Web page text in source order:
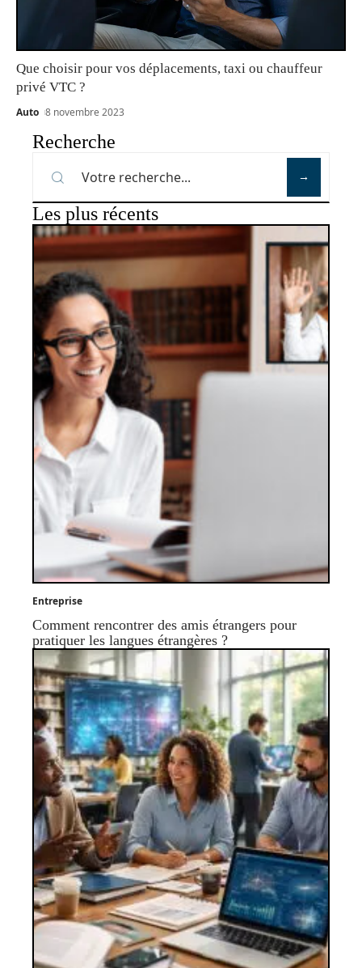
Que choisir pour vos déplacements, taxi ou chauffeur
privé VTC ?
Auto 8 novembre 2023
Recherche
Les plus récents
Entreprise
Comment rencontrer des amis étrangers pour
pratiquer les langues étrangères ?